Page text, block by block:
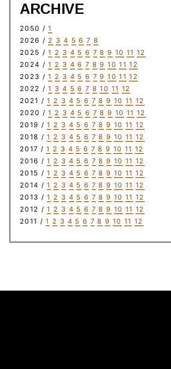
ARCHIVE
2050 /1
2026 /2 3 4 5 6 7 8
2025 /1 2 3 4 5 6 7 8 9 10 11 12
2024 /1 2 3 4 6 7 8 9 10 11 12
2023 /1 2 3 4 5 6 7 9 10 11 12
2022 /1 3 4 5 6 7 8 10 11 12
2021 /1 2 3 4 5 6 7 8 9 10 11 12
2020 /1 2 3 4 5 6 7 8 9 10 11 12
2019 /1 2 3 4 5 6 7 8 9 10 11 12
2018 /1 2 3 4 5 6 7 8 9 10 11 12
2017 /1 2 3 4 5 6 7 8 9 10 11 12
2016 /1 2 3 4 5 6 7 8 9 10 11 12
2015 /1 2 3 4 5 6 7 8 9 10 11 12
2014 /1 2 3 4 5 6 7 8 9 10 11 12
2013 /1 2 3 4 5 6 7 8 9 10 11 12
2012 /1 2 3 4 5 6 7 8 9 10 11 12
2011 /1 2 3 4 5 6 7 8 9 10 11 12